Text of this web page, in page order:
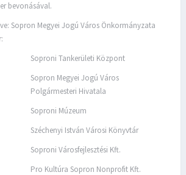
bevonásával.
Sopron Megyei Jogú Város Önkormányzata
Soproni Tankerületi Központ
Sopron Megyei Jogú Város
Polgármesteri Hivatala
Soproni Múzeum
Széchenyi István Városi Könyvtár
Soproni Városfejlesztési Kft.
Pro Kultúra Sopron Nonprofit Kft.